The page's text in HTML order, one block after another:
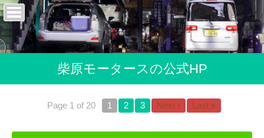
柴原モータースの公式HP
Page 1 of 20 1 2 3 Next › Last »